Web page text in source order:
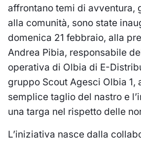
affrontano temi di avventura,
alla comunità, sono state
domenica 21 febbraio, alla
Andrea Pibia, responsabile
operativa di Olbia di E-
gruppo Scout Agesci Olbia 1,
semplice taglio del nastro e
una targa nel rispetto delle
L’iniziativa nasce dalla